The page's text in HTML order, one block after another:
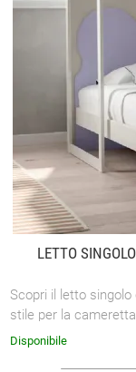
LETTO
Scopri il letto
stile per la
Disponibile